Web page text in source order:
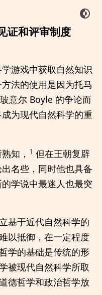
证和评审制度
游戏中获取自然知识
法的使用是因为托马
意尔 Boyle 的争论而
为现代自然科学的重
知， 1 但在王朝复辟
名些，同时他也具备
学说中最迷人也最突
基于近代自然科学的
以抵御，在一定程度
学的基础是传统的形
被现代自然科学所取
德哲学和政治哲学放